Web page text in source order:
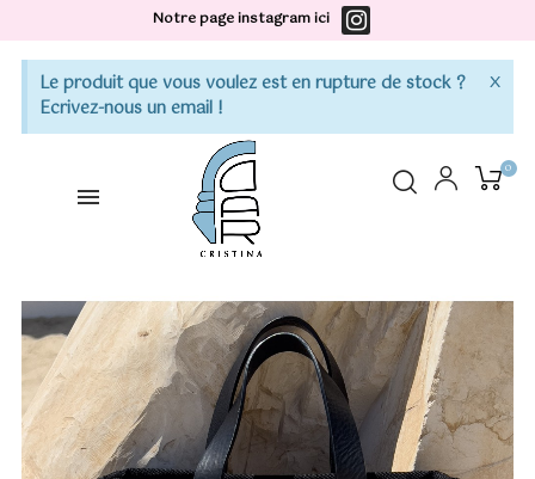
Notre page instagram ici
Le produit que vous voulez est en rupture de stock ?
Ecrivez-nous un email !
×
0